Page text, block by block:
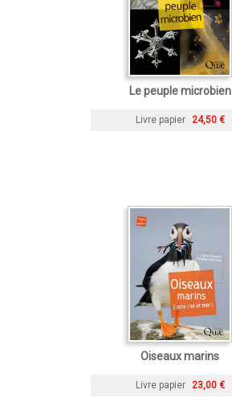
Le peuple microbien
Livre papier 24,50 €
Oiseaux marins
Livre papier 23,00 €